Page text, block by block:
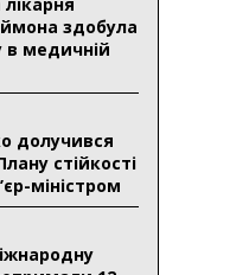
здобула
в медичній
долучився
стійкості
міністром